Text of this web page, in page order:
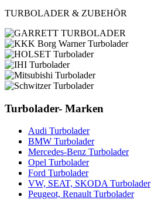
TURBOLADER & ZUBEHÖR
Turbolader- Marken
Audi Turbolader
BMW Turbolader
Mercedes-Benz Turbolader
Opel Turbolader
Ford Turbolader
VW, SEAT, SKODA Turbolader
Peugeot, Renault Turbolader